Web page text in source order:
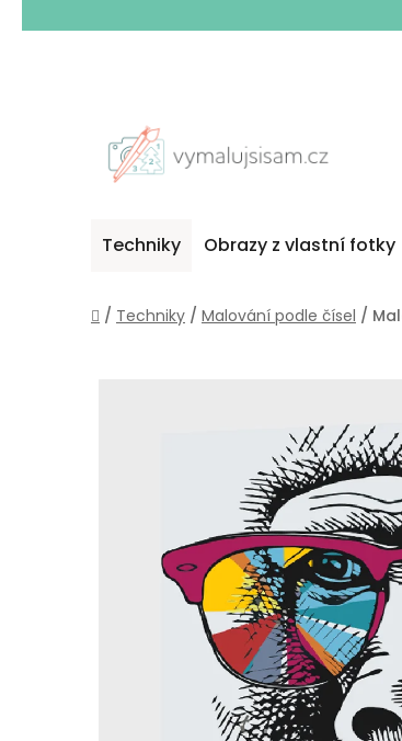
Techniky Obrazy z vlastní fotky
Domů
/ Techniky / Malování podle čísel /